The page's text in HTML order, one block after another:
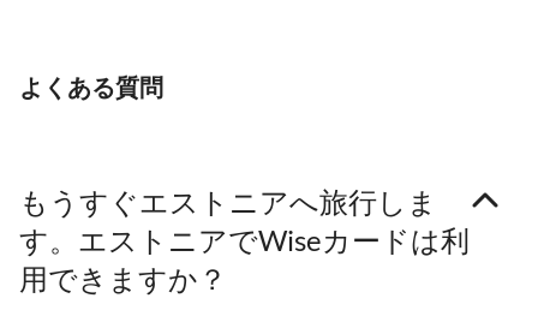
よくある質問
もうすぐエストニアへ旅行しま
す。エストニアでWiseカードは利
用できますか？